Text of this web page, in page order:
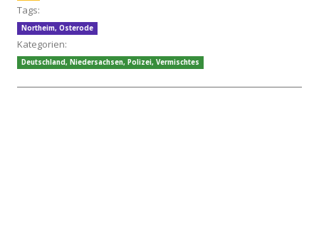
Tags:
Northeim, Osterode
Kategorien:
Deutschland, Niedersachsen, Polizei, Vermischtes